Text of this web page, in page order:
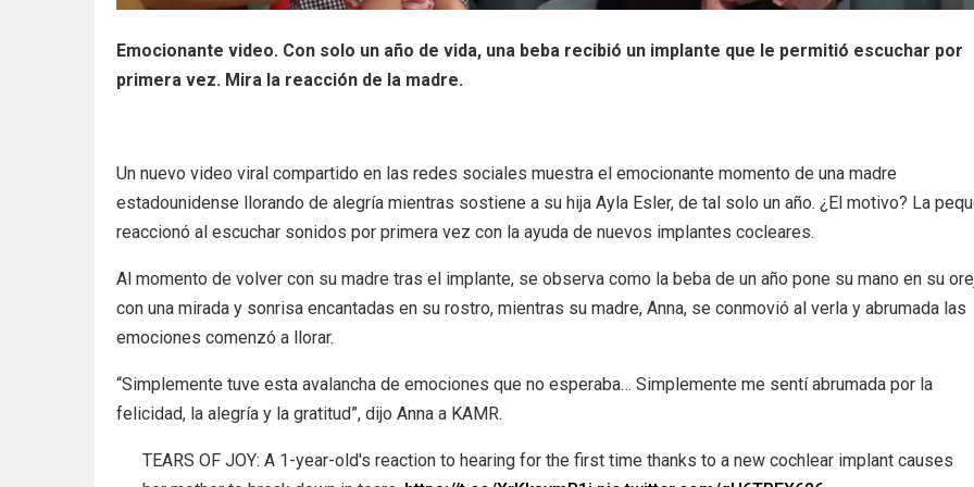
Emocionante video. Con solo un año de vida, una beba recibió un implante que le permitió escuchar por
primera vez. Mira la reacción de la madre.
Un nuevo video viral compartido en las redes sociales muestra el emocionante momento de una madre
estadounidense llorando de alegría mientras sostiene a su hija Ayla Esler, de tal solo un año. ¿El motivo? La
reaccionó al escuchar sonidos por primera vez con la ayuda de nuevos implantes cocleares.
Al momento de volver con su madre tras el implante, se observa como la beba de un año pone su mano en su
con una mirada y sonrisa encantadas en su rostro, mientras su madre, Anna, se conmovió al verla y abrumada las
emociones comenzó a llorar.
“Simplemente tuve esta avalancha de emociones que no esperaba… Simplemente me sentí abrumada por la
felicidad, la alegría y la gratitud”, dijo Anna a KAMR.
TEARS OF JOY: A 1-year-old's reaction to hearing for the first time thanks to a new cochlear implant causes